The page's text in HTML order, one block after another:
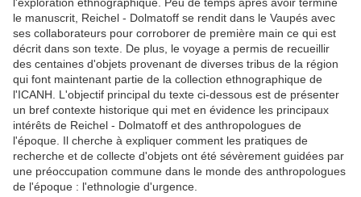
le manuscrit, Reichel - Dolmatoff se rendit dans le Vaupés avec
ses collaborateurs pour corroborer de première main ce qui est
décrit dans son texte. De plus, le voyage a permis de recueillir
des centaines d'objets provenant de diverses tribus de la région
qui font maintenant partie de la collection ethnographique de
l'ICANH. L'objectif principal du texte ci-dessous est de présenter
un bref contexte historique qui met en évidence les principaux
intérêts de Reichel - Dolmatoff et des anthropologues de
l'époque. Il cherche à expliquer comment les pratiques de
recherche et de collecte d'objets ont été sévèrement guidées par
une préoccupation commune dans le monde des anthropologues
de l'époque : l'ethnologie d'urgence.